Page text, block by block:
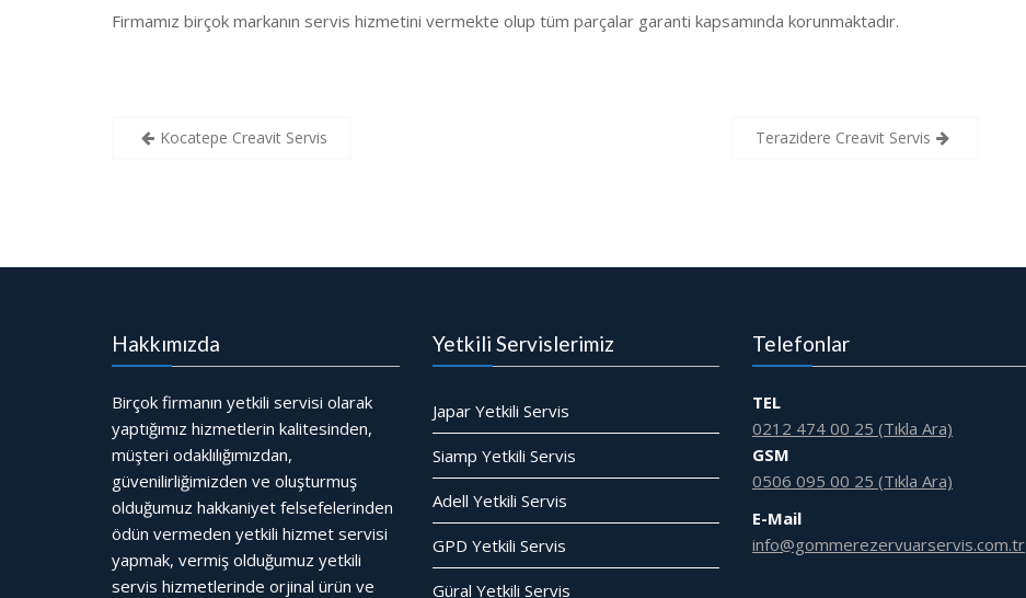
Firmamız birçok markanın servis hizmetini vermekte olup tüm parçalar garanti kapsamında korunmaktadır.
YazıKocatepe Creavit Servis Terazidere Creavit Servis
Hakkımızda
Birçok firmanın yetkili servisi olarak
yaptığımız hizmetlerin kalitesinden,
müşteri odaklılığımızdan,
güvenilirliğimizden ve oluşturmuş
olduğumuz hakkaniyet felsefelerinden
ödün vermeden yetkili hizmet servisi
yapmak, vermiş olduğumuz yetkili
servis hizmetlerinde orjinal ürün ve
Yetkili Servislerimiz
Japar Yetkili Servis
Siamp Yetkili Servis
Adell Yetkili Servis
GPD Yetkili Servis
Güral Yetkili Servis
Telefonlar
TEL
0212 474 00 25 (Tıkla Ara)
GSM
0506 095 00 25 (Tıkla Ara)
E-Mail
info@gommerezervuarservis.com.tr